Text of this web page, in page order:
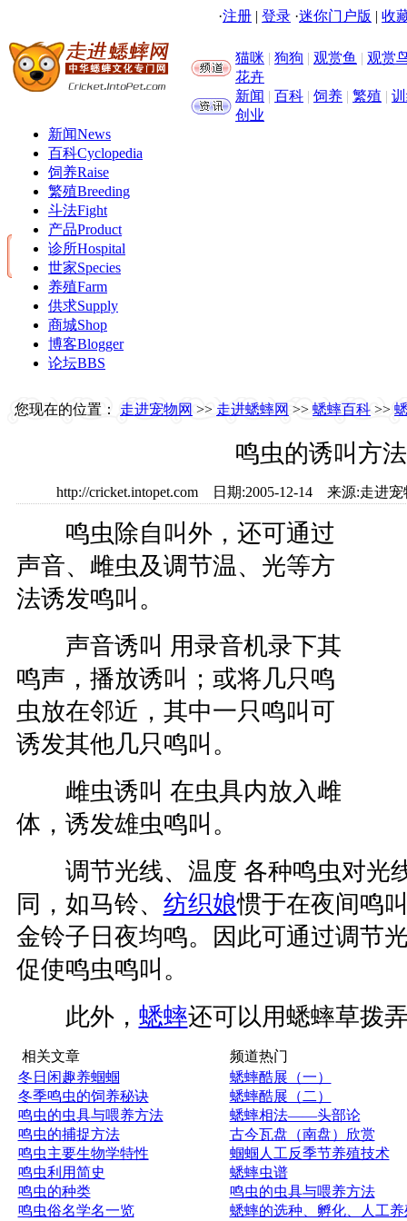
·注册 | 登录 ·迷你门户版 | 收
猫咪 | 狗狗 | 观赏鱼 | 观赏
花卉
新闻 | 百科 | 饲养 | 繁殖 |
创业
新闻News
百科Cyclopedia
饲养Raise
繁殖Breeding
斗法Fight
产品Product
诊所Hospital
世家Species
养殖Farm
供求Supply
商城Shop
博客Blogger
论坛BBS
您现在的位置： 走进宠物网 >> 走进蟋蟀网 >> 蟋蟀百科 >>
鸣虫的诱叫方法
http://cricket.intopet.com 日期:2005-12-14 来源:走
鸣虫除自叫外，还可通过
声音、雌虫及调节温、光等方
法诱发鸣叫。
声音诱叫 用录音机录下其
鸣声，播放诱叫；或将几只鸣
虫放在邻近，其中一只鸣叫可
诱发其他几只鸣叫。
雌虫诱叫 在虫具内放入雌
体，诱发雄虫鸣叫。
调节光线、温度 各种鸣虫对光
同，如马铃、 纺织娘惯于在夜间鸣
金铃子日夜均鸣。因此可通过调节
促使鸣虫鸣叫。
此外， 蟋蟀还可以用蟋蟀草拨
相关文章
冬日闲趣养蝈蝈
冬季鸣虫的饲养秘诀
鸣虫的虫具与喂养方法
鸣虫的捕捉方法
鸣虫主要生物学特性
鸣虫利用简史
鸣虫的种类
鸣虫俗名学名一览
频道热门
蟋蟀酷展（一）
蟋蟀酷展（二）
蟋蟀相法——头部论
古今瓦盘（南盘）欣赏
蝈蝈人工反季节养殖技术
蟋蟀虫谱
鸣虫的虫具与喂养方法
蟋蟀的选种、孵化、人工养